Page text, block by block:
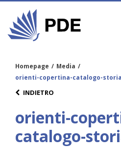
Homepage / Media /
orienti-copertina-catalogo-
INDIETRO
orienti-
catalogo-